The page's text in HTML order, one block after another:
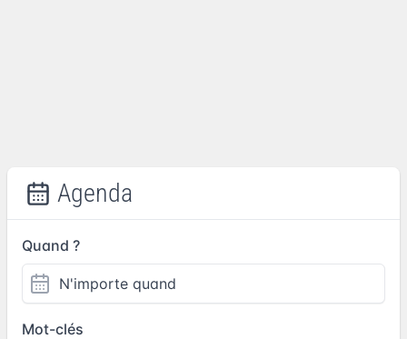
Agenda
Quand ?
Mot-clés